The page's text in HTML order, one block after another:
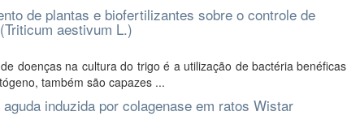
de plantas e biofertilizantes sobre o controle de
aestivum L.)
doenças na cultura do trigo é a utilização de bactéria benéficas
também são capazes ...
induzida por colagenase em ratos Wistar